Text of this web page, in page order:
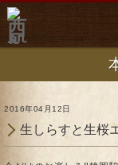
2016年04月12日
生しらすと生桜